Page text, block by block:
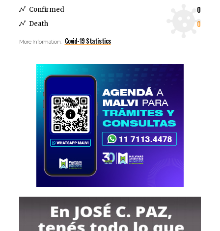
Confirmed 0
Death 0
More Information: Covid-19 Statistics